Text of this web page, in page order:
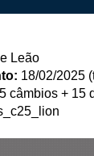
Leão
18/02/2025
câmbios + 15